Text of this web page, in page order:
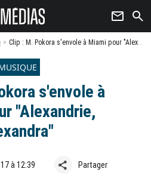
newsletter search
Clip : M. Pokora s'envole à Miami pour "Alexandrie, Alexandra"
s'envole à
"Alexandrie,
à 12:39 share Partager